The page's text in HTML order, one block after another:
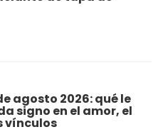
agosto 2026: qué le
signo en el amor, el
vínculos